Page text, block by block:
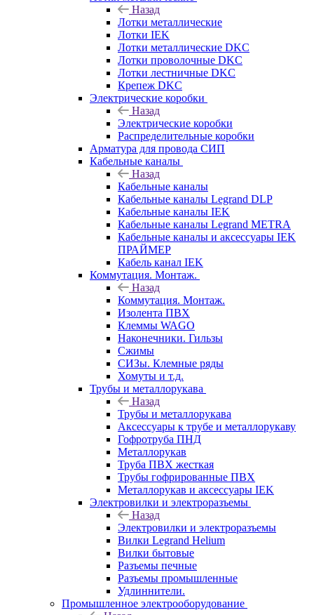
Назад
Лотки металлические
Лотки IEK
Лотки металлические DKC
Лотки проволочные DKC
Лотки лестничные DKC
Крепеж DKC
Электрические коробки
Назад
Электрические коробки
Распределительные коробки
Арматура для провода СИП
Кабельные каналы
Назад
Кабельные каналы
Кабельные каналы Legrand DLP
Кабельные каналы IEK
Кабельные каналы Legrand METRA
Кабельные каналы и аксессуары IEK
ПРАЙМЕР
Кабель канал IEK
Коммутация. Монтаж.
Назад
Коммутация. Монтаж.
Изолента ПВХ
Клеммы WAGO
Наконечники. Гильзы
Сжимы
СИЗы. Клемные ряды
Хомуты и т.д.
Трубы и металлорукава
Назад
Трубы и металлорукава
Аксессуары к трубе и металлорукаву
Гофротруба ПНД
Металлорукав
Труба ПВХ жесткая
Трубы гофрированные ПВХ
Металлорукав и аксессуары IEK
Электровилки и электроразъемы
Назад
Электровилки и электроразъемы
Вилки Legrand Helium
Вилки бытовые
Разъемы печные
Разъемы промышленные
Удлиннители.
Промышленное электрооборудование